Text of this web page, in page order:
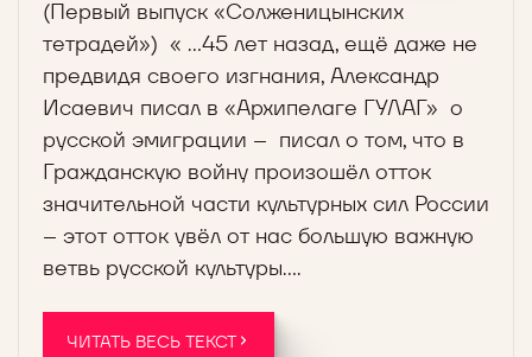
(Первый выпуск «Солженицынских
тетрадей») « …45 лет назад, ещё даже не
предвидя своего изгнания, Александр
Исаевич писал в «Архипелаге ГУЛАГ» о
русской эмиграции – писал о том, что в
Гражданскую войну произошёл отток
значительной части культурных сил России
– этот отток увёл от нас большую важную
ветвь русской культуры….
ЧИТАТЬ ВЕСЬ ТЕКСТ